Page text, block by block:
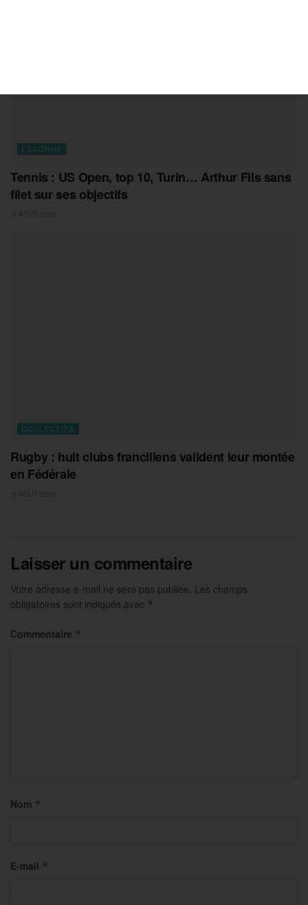
ESSONNE
Tennis : US Open, top 10, Turin… Arthur Fils sans
filet sur ses objectifs
COLLECTIFS
Rugby : huit clubs franciliens valident leur montée
en Fédérale
Laisser un commentaire
Votre adresse e-mail ne sera pas publiée. Les champs
obligatoires sont indiqués avec *
Commentaire *
Nom *
E-mail *